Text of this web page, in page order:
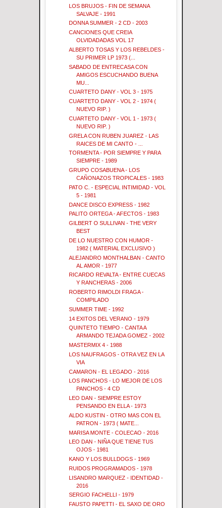
LOS BRUJOS - FIN DE SEMANA
SALVAJE - 1991
DONNA SUMMER - 2 CD - 2003
CANCIONES QUE CREIA
OLVIDADADAS VOL 17
ALBERTO TOSAS Y LOS REBELDES -
SU PRIMER LP 1973 (...
SABADO DE ENTRECASA CON
AMIGOS ESCUCHANDO BUENA
MU...
CUARTETO DANY - VOL 3 - 1975
CUARTETO DANY - VOL 2 - 1974 (
NUEVO RIP. )
CUARTETO DANY - VOL 1 - 1973 (
NUEVO RIP. )
GRELA CON RUBEN JUAREZ - LAS
RAICES DE MI CANTO - ...
TORMENTA - POR SIEMPRE Y PARA
SIEMPRE - 1989
GRUPO COSABUENA - LOS
CAÑONAZOS TROPICALES - 1983
PATO C. - ESPECIAL INTIMIDAD - VOL
5 - 1981
DANCE DISCO EXPRESS - 1982
PALITO ORTEGA - AFECTOS - 1983
GILBERT O SULLIVAN - THE VERY
BEST
DE LO NUESTRO CON HUMOR -
1982 ( MATERIAL EXCLUSIVO )
ALEJANDRO MONTHALBAN - CANTO
AL AMOR - 1977
RICARDO REVALTA - ENTRE CUECAS
Y RANCHERAS - 2006
ROBERTO RIMOLDI FRAGA -
COMPILADO
SUMMER TIME - 1992
14 EXITOS DEL VERANO - 1979
QUINTETO TIEMPO - CANTA A
ARMANDO TEJADA GOMEZ - 2002
MASTERMIX 4 - 1988
LOS NAUFRAGOS - OTRA VEZ EN LA
VIA
CAMARON - EL LEGADO - 2016
LOS PANCHOS - LO MEJOR DE LOS
PANCHOS - 4 CD
LEO DAN - SIEMPRE ESTOY
PENSANDO EN ELLA - 1973
ALDO KUSTIN - OTRO MAS CON EL
PATRON - 1973 ( MATE...
MARISA MONTE - COLECAO - 2016
LEO DAN - NIÑA QUE TIENE TUS
OJOS - 1981
KANO Y LOS BULLDOGS - 1969
RUIDOS PROGRAMADOS - 1978
LISANDRO MARQUEZ - IDENTIDAD -
2016
SERGIO FACHELLI - 1979
FAUSTO PAPETTI - EL SAXO DE ORO